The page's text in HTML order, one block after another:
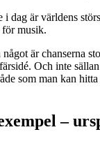
i dag är världens
musik.
är chanserna
Och inte
som man kan
–